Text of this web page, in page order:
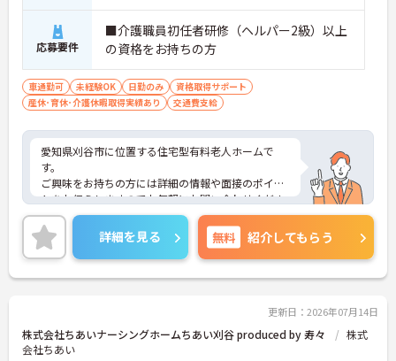
応募要件
■介護職員初任者研修（ヘルパー2級）以上
の資格をお持ちの方
車通勤可 未経験OK 日勤のみ
資格取得サポート
産休･育休･介護休暇取得実績あり
交通費支給
愛知県刈谷市に位置する住宅型有料老人ホームで
す。
ご興味をお持ちの方には詳細の情報や面接のポイン
トをお伝えしますのでお気軽にお問い合わせくださ
いませ。
詳細を見る 無料 紹介してもらう
更新日：2026年07月14日
株式会社ちあいナーシングホームちあい刈谷 produced by 寿々
株式
会社ちあい